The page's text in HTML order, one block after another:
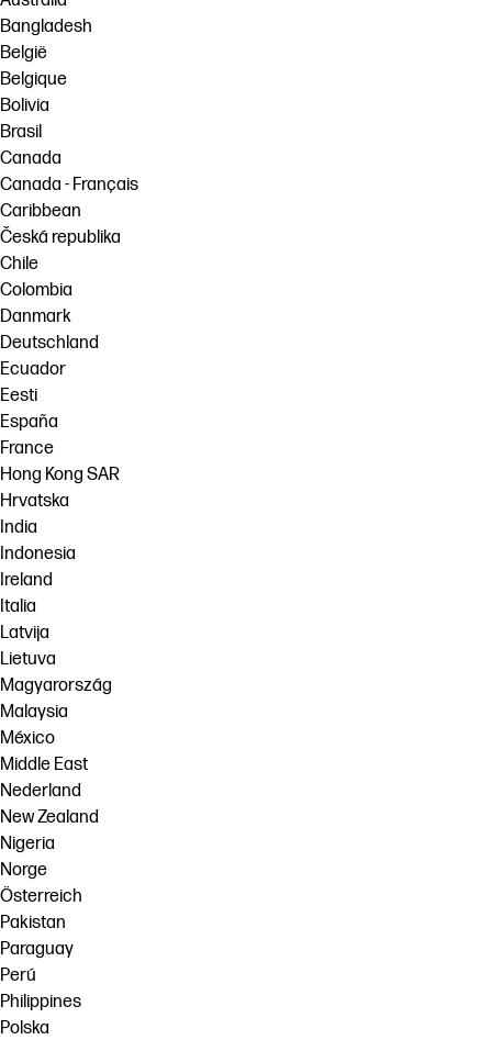
Bangladesh
België
Belgique
Bolivia
Brasil
Canada
Canada - Français
Caribbean
Česká republika
Chile
Colombia
Danmark
Deutschland
Ecuador
Eesti
España
France
Hong Kong SAR
Hrvatska
India
Indonesia
Ireland
Italia
Latvija
Lietuva
Magyarország
Malaysia
México
Middle East
Nederland
New Zealand
Nigeria
Norge
Österreich
Pakistan
Paraguay
Perú
Philippines
Polska